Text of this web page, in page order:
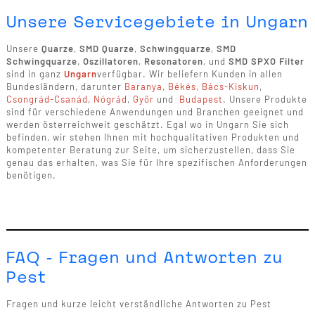
Unsere Servicegebiete in Ungarn
Unsere Quarze, SMD Quarze, Schwingquarze, SMD
Schwingquarze, Oszillatoren, Resonatoren, und SMD SPXO Filter
sind in ganz Ungarnverfügbar. Wir beliefern Kunden in allen
Bundesländern, darunter Baranya, Békés, Bács-Kiskun,
Csongrád-Csanád, Nógrád, Győr und Budapest. Unsere Produkte
sind für verschiedene Anwendungen und Branchen geeignet und
werden österreichweit geschätzt. Egal wo in Ungarn Sie sich
befinden, wir stehen Ihnen mit hochqualitativen Produkten und
kompetenter Beratung zur Seite, um sicherzustellen, dass Sie
genau das erhalten, was Sie für Ihre spezifischen Anforderungen
benötigen.
FAQ - Fragen und Antworten zu
Pest
Fragen und kurze leicht verständliche Antworten zu Pest